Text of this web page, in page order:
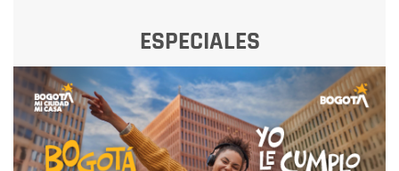
ESPECIALES